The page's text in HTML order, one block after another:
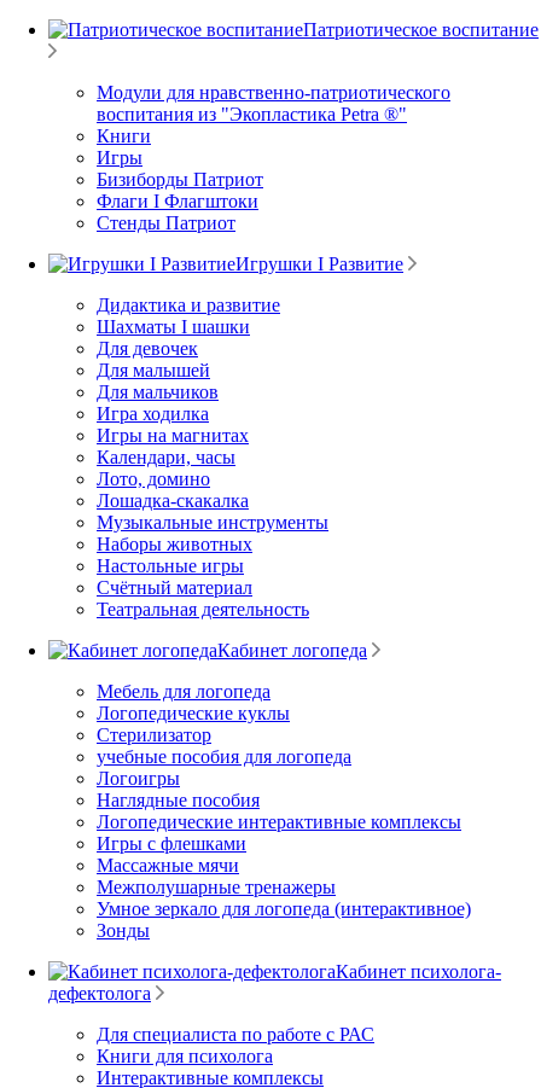
Патриотическое воспитание
Модули для нравственно-патриотического
воспитания из "Экопластика Petra ®"
Книги
Игры
Бизиборды Патриот
Флаги I Флагштоки
Стенды Патриот
Игрушки I Развитие
Дидактика и развитие
Шахматы I шашки
Для девочек
Для малышей
Для мальчиков
Игра ходилка
Игры на магнитах
Календари, часы
Лото, домино
Лошадка-скакалка
Музыкальные инструменты
Наборы животных
Настольные игры
Счётный материал
Театральная деятельность
Кабинет логопеда
Мебель для логопеда
Логопедические куклы
Стерилизатор
учебные пособия для логопеда
Логоигры
Наглядные пособия
Логопедические интерактивные комплексы
Игры с флешками
Массажные мячи
Межполушарные тренажеры
Умное зеркало для логопеда (интерактивное)
Зонды
Кабинет психолога-
дефектолога
Для специалиста по работе с РАС
Книги для психолога
Интерактивные комплексы